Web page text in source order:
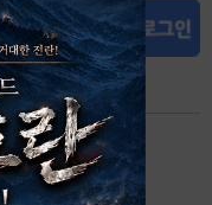
회원가입